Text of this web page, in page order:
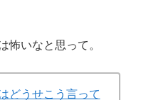
いなと思って。
どうせこう言って